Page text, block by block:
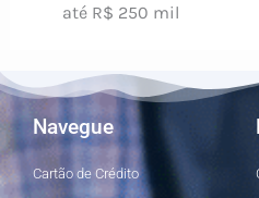
até R$ 250 mil
Navegue
Cartão de Crédito